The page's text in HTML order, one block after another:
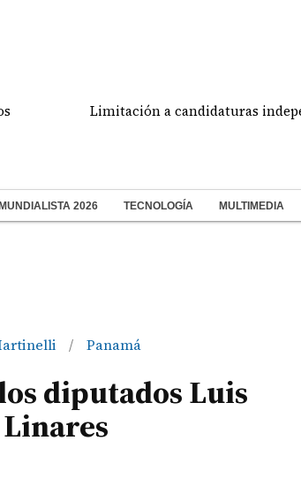
Limitación a candidaturas
2026 TECNOLOGÍA MULTIMEDIA
/ Panamá
diputados Luis